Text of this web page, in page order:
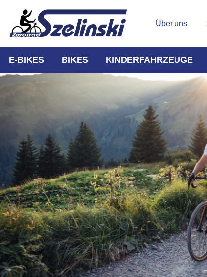
Über uns
E-BIKES BIKES KINDERFAHRZEUGE